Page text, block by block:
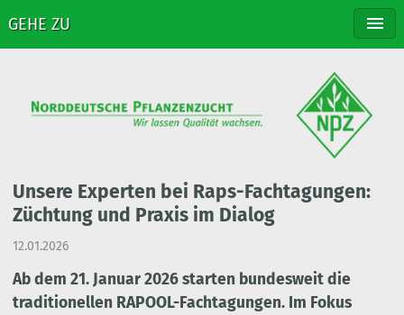
GEHE ZU
SORTEN VERTRIEB
KONTAKT
Unsere Experten bei Raps-Fachtagungen:
Züchtung und Praxis im Dialog
12.01.2026
Ab dem 21. Januar 2026 starten bundesweit die
traditionellen RAPOOL-Fachtagungen. Im Fokus